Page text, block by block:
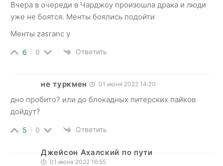
Вчера в очереди в Чарджоу произошла драка и люди
уже не боятся. Менты боялись подойти
Менты zasranc y
6 0 Ответить
не туркмен 01 июня 2022 14:20
дно пробито? или до блокадных питерских пайков
дойдут?
5 0 Ответить
Джейсон Ахалский по пути
01 июня 2022 16:55